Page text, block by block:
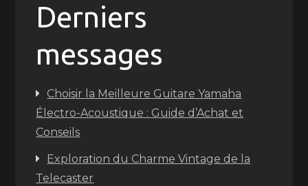
Derniers
messages
Choisir la Meilleure Guitare Yamaha
Électro-Acoustique : Guide d’Achat et
Conseils
Exploration du Charme Vintage de la
Telecaster